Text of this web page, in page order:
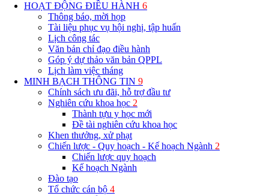
HOẠT ĐỘNG ĐIỀU HÀNH 6
Thông báo, mời họp
Tài liệu phục vụ hội nghị, tập huấn
Lịch công tác
Văn bản chỉ đạo điều hành
Góp ý dự thảo văn bản QPPL
Lịch làm việc tháng
MINH BẠCH THÔNG TIN 9
Chính sách ưu đãi, hỗ trợ đầu tư
Nghiên cứu khoa học 2
Thành tựu y học mới
Đề tài nghiên cứu khoa học
Khen thưởng, xử phạt
Chiến lược - Quy hoạch - Kế hoạch Ngành 2
Chiến lược quy hoạch
Kế hoạch Ngành
Đào tạo
Tổ chức cán bộ 4